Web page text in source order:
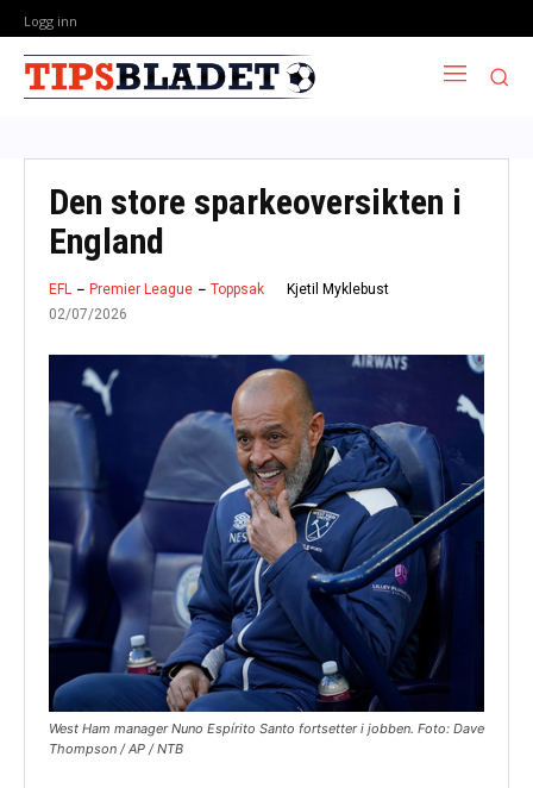
Logg inn
Den store sparkeoversikten i
England
EFL Premier League Toppsak
Kjetil Myklebust
02/07/2026
West Ham manager Nuno Espírito Santo fortsetter i jobben. Foto: Dave
Thompson / AP / NTB